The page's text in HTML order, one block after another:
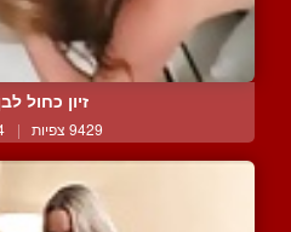
זיון כחול
9429 צפיות |
4